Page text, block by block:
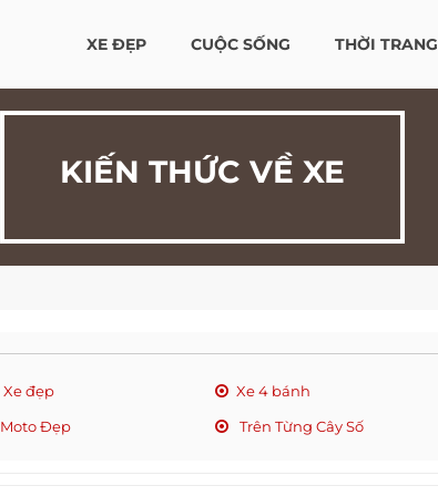
XE ĐẸP CUỘC SỐNG THỜI TRANG
KIẾN THỨC VỀ XE
Xe đẹp Xe 4 bánh
Moto Đẹp
Trên Từng Cây Số